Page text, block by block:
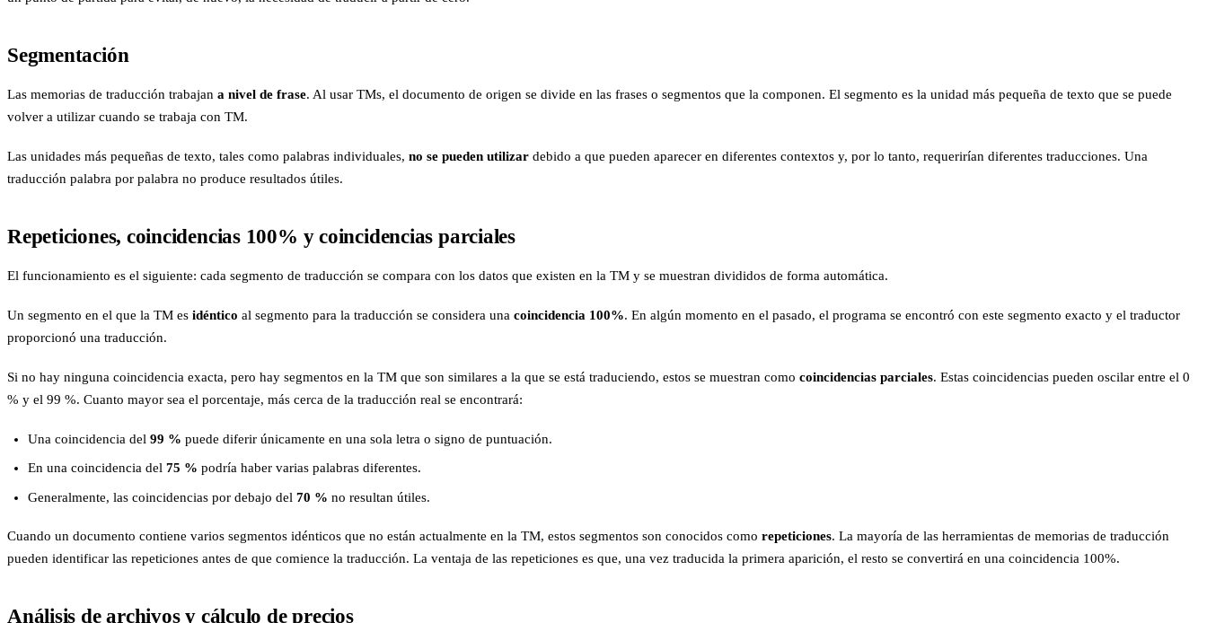
Segmentación
Las memorias de traducción trabajan a nivel de frase. Al usar TMs, el documento de origen se divide en las frases o segmentos que la componen. El segmento es la unidad más pequeña de texto que se puede
volver a utilizar cuando se trabaja con TM.
Las unidades más pequeñas de texto, tales como palabras individuales, no se pueden utilizar debido a que pueden aparecer en diferentes contextos y, por lo tanto, requerirían diferentes traducciones. Una
traducción palabra por palabra no produce resultados útiles.
Repeticiones, coincidencias 100% y coincidencias parciales
El funcionamiento es el siguiente: cada segmento de traducción se compara con los datos que existen en la TM y se muestran divididos de forma automática.
Un segmento en el que la TM es idéntico al segmento para la traducción se considera una coincidencia 100%. En algún momento en el pasado, el programa se encontró con este segmento exacto y el traductor
proporcionó una traducción.
Si no hay ninguna coincidencia exacta, pero hay segmentos en la TM que son similares a la que se está traduciendo, estos se muestran como coincidencias parciales. Estas coincidencias pueden oscilar entre el 0
% y el 99 %. Cuanto mayor sea el porcentaje, más cerca de la traducción real se encontrará:
Una coincidencia del 99 % puede diferir únicamente en una sola letra o signo de puntuación.
En una coincidencia del 75 % podría haber varias palabras diferentes.
Generalmente, las coincidencias por debajo del 70 % no resultan útiles.
Cuando un documento contiene varios segmentos idénticos que no están actualmente en la TM, estos segmentos son conocidos como repeticiones. La mayoría de las herramientas de memorias de traducción
pueden identificar las repeticiones antes de que comience la traducción. La ventaja de las repeticiones es que, una vez traducida la primera aparición, el resto se convertirá en una coincidencia 100%.
Análisis de archivos y cálculo de precios